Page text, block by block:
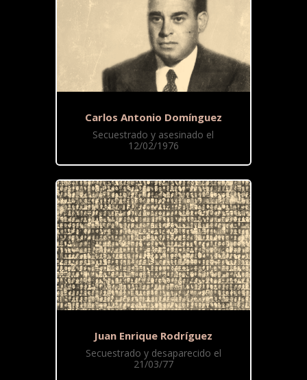
Carlos Antonio Domínguez
Secuestrado y asesinado el
12/02/1976
Juan Enrique Rodríguez
Secuestrado y desaparecido el
21/03/77